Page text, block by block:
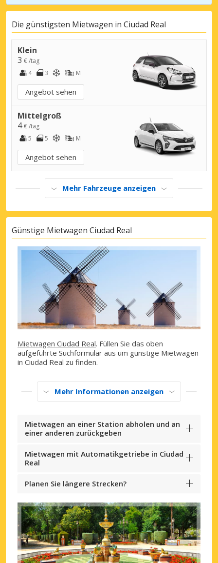
Die günstigsten Mietwagen in Ciudad Real
Klein
3 € /tag
4
3 M
Angebot sehen
Mittelgroß
4€ /tag
5
5 M
Angebot sehen
Mehr Fahrzeuge anzeigen
Günstige Mietwagen Ciudad Real
Mietwagen Ciudad Real. Füllen Sie das oben
aufgeführte Suchformular aus um günstige Mietwagen
in Ciudad Real zu finden.
Mehr Informationen anzeigen
Mietwagen an einer Station abholen und an
einer anderen zurückgeben
Mietwagen mit Automatikgetriebe in Ciudad
Real
Planen Sie längere Strecken?